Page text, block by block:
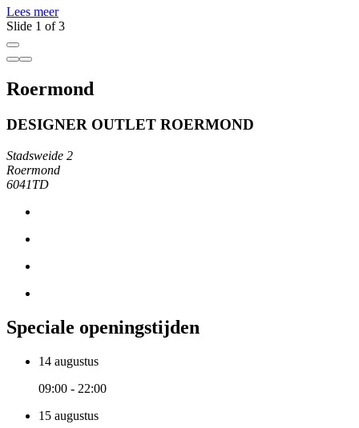
Lees meer
Slide 1 of 3
Roermond
DESIGNER OUTLET ROERMOND
Stadsweide 2
Roermond
6041TD
Speciale openingstijden
14 augustus
09:00 - 22:00
15 augustus